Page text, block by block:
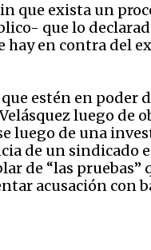
que exista un
que lo
hay en contra del
que estén en poder
luego de
de una
de un sindicado
de “las pruebas”
acusación con